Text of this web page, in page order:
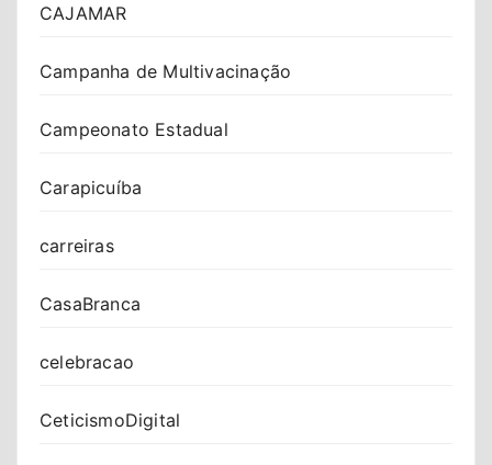
CAJAMAR
Campanha de Multivacinação
Campeonato Estadual
Carapicuíba
carreiras
CasaBranca
celebracao
CeticismoDigital